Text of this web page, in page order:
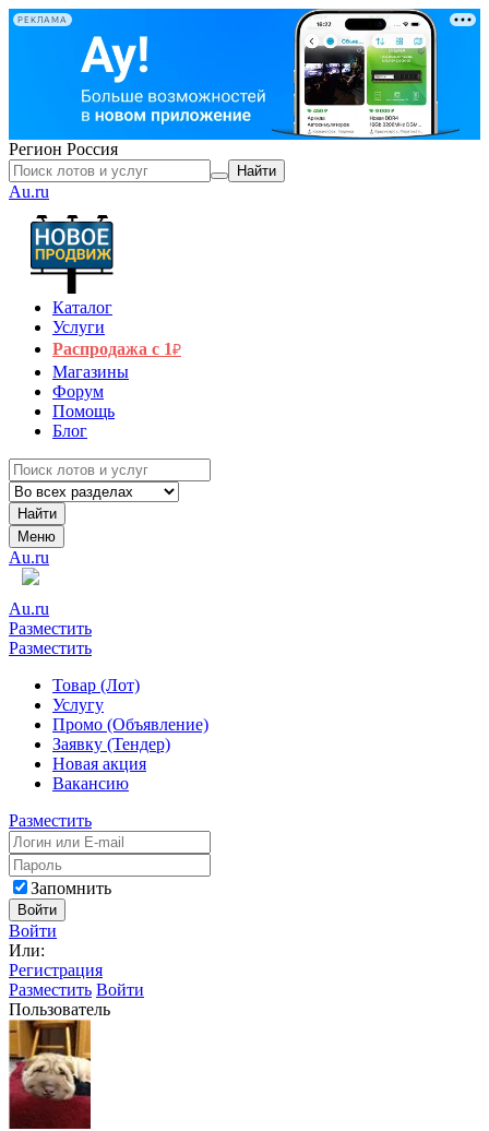
РЕКЛАМА
Регион Россия
Найти
Au.ru
Каталог
Услуги
Распродажа с 1₽
Магазины
Форум
Помощь
Блог
Найти
Меню
Au.ru
Au.ru
Разместить
Разместить
Товар (Лот)
Услугу
Промо (Объявление)
Заявку (Тендер)
Новая акция
Вакансию
Разместить
Запомнить
Войти
Войти
Или:
Регистрация
Разместить Войти
Пользователь